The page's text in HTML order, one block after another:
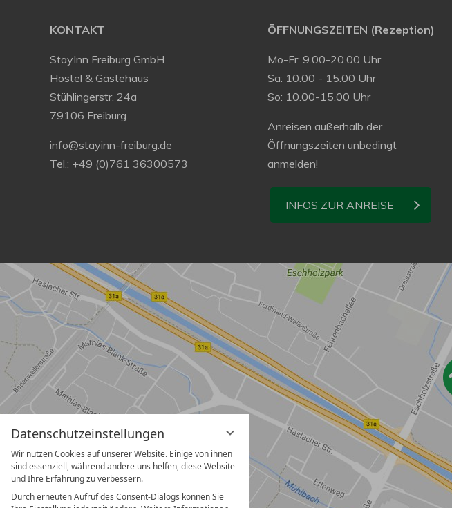
Datenschutzeinstellungen
Wir nutzen Cookies auf unserer Website. Einige von ihnen
sind essenziell, während andere uns helfen, diese Website
und Ihre Erfahrung zu verbessern.
Durch erneuten Aufruf des Consent-Dialogs können Sie
KONTAKT
StayInn Freiburg GmbH
Hostel & Gästehaus
Stühlingerstr. 24a
79106 Freiburg
info@stayinn-freiburg.de
Tel.: +49 (0)761 36300573
ÖFFNUNGSZEITEN (Rezeption)
Mo-Fr: 9.00-20.00 Uhr
Sa: 10.00 - 15.00 Uhr
So: 10.00-15.00 Uhr
Anreisen außerhalb der
Öffnungszeiten unbedingt
anmelden!
INFOS ZUR ANREISE